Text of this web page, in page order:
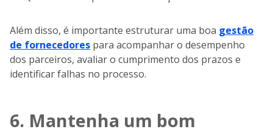
Além disso, é importante estruturar uma boa gestão
de fornecedores para acompanhar o desempenho
dos parceiros, avaliar o cumprimento dos prazos e
identificar falhas no processo.
6. Mantenha um bom